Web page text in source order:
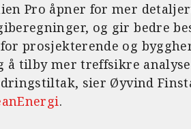
Pro åpner for mer
og gir bedre
prosjekterende og
å tilby mer treffsikre
sier Øyvind
.